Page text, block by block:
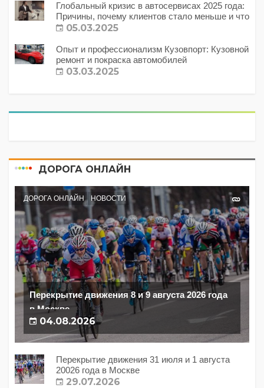
Глобальный кризис в автосервисах 2025 года:
Причины, почему клиентов стало меньше и что
с этим делать?
05.03.2025
Опыт и профессионализм Кузовпорт: Кузовной
ремонт и покраска автомобилей
03.03.2025
ДОРОГА ОНЛАЙН
ДОРОГА ОНЛАЙН НОВОСТИ
Перекрытие движения 8 и 9 августа 2026 года
в Москве
04.08.2026
Перекрытие движения 31 июля и 1 августа
20026 года в Москве
29.07.2026